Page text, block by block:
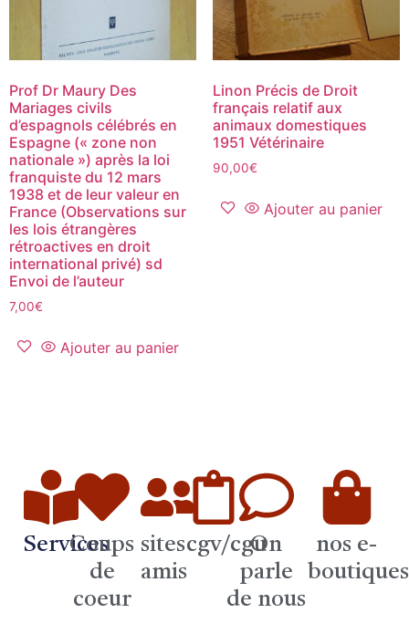
Prof Dr Maury Des
Mariages civils
d’espagnols célébrés en
Espagne (« zone non
nationale ») après la loi
franquiste du 12 mars
1938 et de leur valeur en
France (Observations sur
les lois étrangères
rétroactives en droit
international privé) sd
Envoi de l’auteur
7,00€
Ajouter au panier
Linon Précis de Droit
français relatif aux
animaux domestiques
1951 Vétérinaire
90,00€
Ajouter au panier
Services
Coups
de
coeur
sites
amis
cgv/cguOn
parle
de nous
nos e-
boutiques